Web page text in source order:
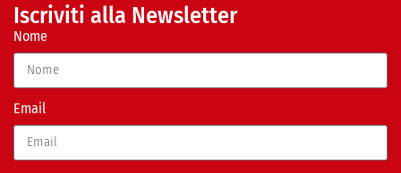
Iscriviti alla Newsletter
Nome
Email